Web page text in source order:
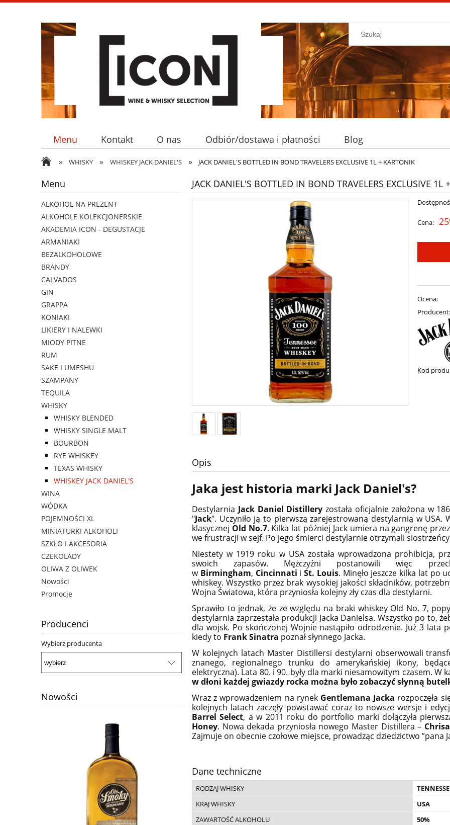
Menu Kontakt O nas Odbiór/dostawa i płatności Blog
» WHISKY » WHISKEY JACK DANIEL'S » JACK DANIEL'S BOTTLED IN BOND TRAVELERS EXCLUSIVE 1L + KARTONIK
Menu
ALKOHOL NA PREZENT
ALKOHOLE KOLEKCJONERSKIE
AKADEMIA ICON - DEGUSTACJE
ARMANIAKI
BEZALKOHOLOWE
BRANDY
CALVADOS
GIN
GRAPPA
KONIAKI
LIKIERY I NALEWKI
MIODY PITNE
RUM
SAKE I UMESHU
SZAMPANY
TEQUILA
WHISKY
WHISKY BLENDED
WHISKY SINGLE MALT
BOURBON
RYE WHISKEY
TEXAS WHISKY
WHISKEY JACK DANIEL'S
WINA
WÓDKA
POJEMNOŚCI XL
MINIATURKI ALKOHOLI
SZKŁO I AKCESORIA
CZEKOLADY
OLIWA Z OLIWEK
Nowości
Promocje
Producenci
Wybierz producenta
Nowości
JACK DANIEL'S BOTTLED IN BOND TRAVELERS EXCLUSIVE 1L
Cena:
Ocena:
Producent:
Kod
Opis
Jaka jest historia marki Jack Daniel's?
Destylarnia Jack Daniel Distillery została oficjalnie założona w
"Jack". Uczyniło ją to pierwszą zarejestrowaną destylarnią w USA.
klasycznej Old No.7. Kilka lat później Jack umiera na gangrenę
we frustracji w sejf. Po jego śmierci destylarnie otrzymali
Niestety w 1919 roku w USA została wprowadzona prohibicja,
swoich zapasów. Mężczyźni postanowili więc
w Birmingham, Cincinnati i St. Louis. Minęło jeszcze kilka lat po
whiskey. Wszystko przez brak wysokiej jakości składników,
Wojna Światowa, która przyniosła kolejny zły czas dla destylarni.
Sprawiło to jednak, że ze względu na braki whiskey Old No. 7,
destylarnia zaprzestała produkcji Jacka Danielsa. Wszystko po to,
dla wojsk. Po skończonej Wojnie nastąpiło odrodzenie. Już 3 lata
kiedy to Frank Sinatra poznał słynnego Jacka.
W kolejnych latach Master Distillersi destylarni obserwowali
znanego, regionalnego trunku do amerykańskiej ikony,
elektryczna). Lata 80. i 90. były dla marki niesamowitym czasem. W
w dłoni każdej gwiazdy rocka można było zobaczyć słynną
Wraz z wprowadzeniem na rynek Gentlemana Jacka rozpoczęła
kolejnych latach zaczęły powstawać coraz to nowsze wersje i
Barrel Select, a w 2011 roku do portfolio marki dołączyła
Honey. Nowa dekada przyniosła nowego Master Distillera –
Zajmuje on obecnie czołowe miejsce, prowadząc dziedzictwo ”pana
Dane techniczne
RODZAJ WHISKY
KRAJ WHISKY
USA
ZAWARTOŚĆ ALKOHOLU
50%